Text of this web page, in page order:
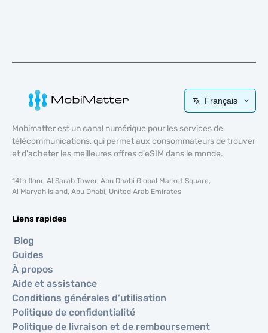
Français
Mobimatter est un canal numérique pour les services de
télécommunications, qui permet aux consommateurs de trouver
et d'acheter les meilleures offres d'eSIM dans le monde.
14th floor, Al Sarab Tower, Abu Dhabi Global Market Square,
Al Maryah Island, Abu Dhabi, United Arab Emirates
Liens rapides
Blog
Guides
À propos
Aide et assistance
Conditions générales d'utilisation
Politique de confidentialité
Politique de livraison et de remboursement